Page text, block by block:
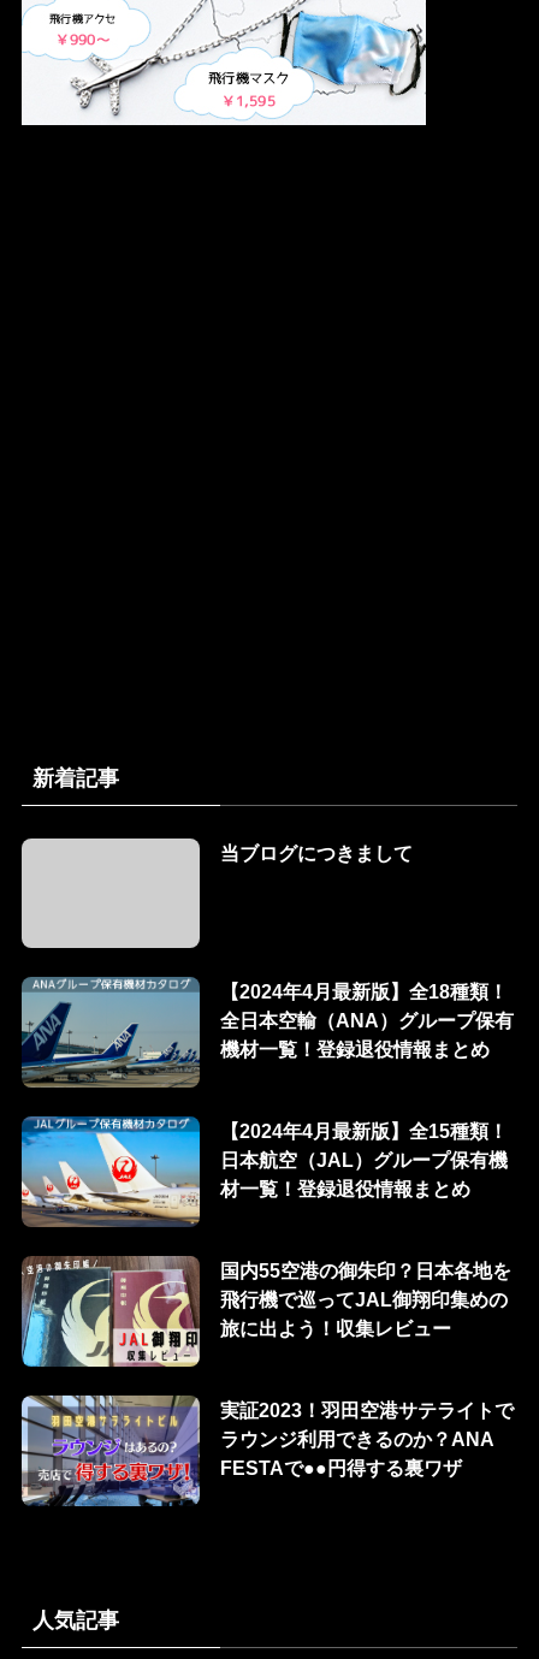
新着記事
当ブログにつきまして
【2024年4月最新版】全18種類！
全日本空輸（ANA）グループ保有
機材一覧！登録退役情報まとめ
【2024年4月最新版】全15種類！
日本航空（JAL）グループ保有機
材一覧！登録退役情報まとめ
国内55空港の御朱印？日本各地を
飛行機で巡ってJAL御翔印集めの
旅に出よう！収集レビュー
実証2023！羽田空港サテライトで
ラウンジ利用できるのか？ANA
FESTAで●●円得する裏ワザ
人気記事